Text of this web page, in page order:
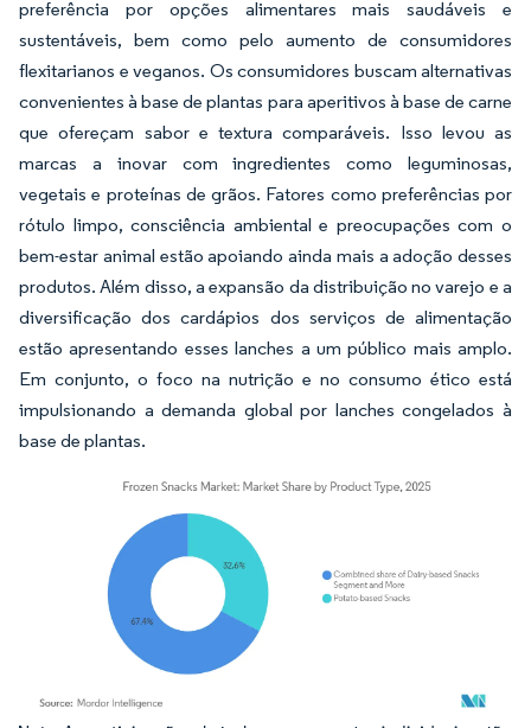
preferência por opções alimentares mais saudáveis e
sustentáveis, bem como pelo aumento de consumidores
flexitarianos e veganos. Os consumidores buscam alternativas
convenientes à base de plantas para aperitivos à base de carne
que ofereçam sabor e textura comparáveis. Isso levou as
marcas a inovar com ingredientes como leguminosas,
vegetais e proteínas de grãos. Fatores como preferências por
rótulo limpo, consciência ambiental e preocupações com o
bem-estar animal estão apoiando ainda mais a adoção desses
produtos. Além disso, a expansão da distribuição no varejo e a
diversificação dos cardápios dos serviços de alimentação
estão apresentando esses lanches a um público mais amplo.
Em conjunto, o foco na nutrição e no consumo ético está
impulsionando a demanda global por lanches congelados à
base de plantas.